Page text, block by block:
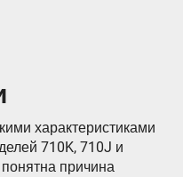
характеристиками
710K, 710J и
причина